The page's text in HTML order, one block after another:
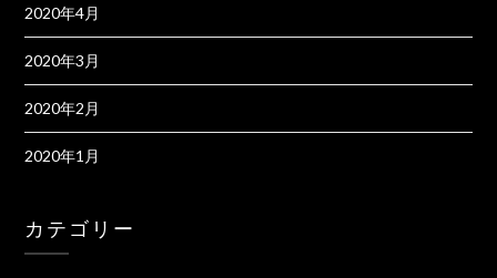
2020年4月
2020年3月
2020年2月
2020年1月
カテゴリー